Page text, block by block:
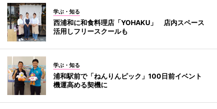
学ぶ・知る
西浦和に和食料理店「YOHAKU」 店内スペース
活用しフリースクールも
学ぶ・知る
浦和駅前で「ねんりんピック」100日前イベント
機運高める契機に